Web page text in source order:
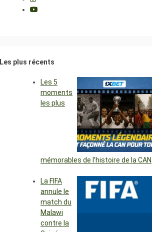
Les plus récents
Les 5
moments
les plus
mémorables de l’histoire de la CAN
La FIFA
annule le
match du
Malawi
contre la